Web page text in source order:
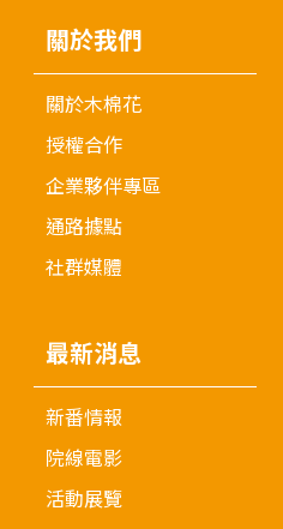
關於我們
關於木棉花
授權合作
企業夥伴專區
通路據點
社群媒體
最新消息
新番情報
院線電影
活動展覽